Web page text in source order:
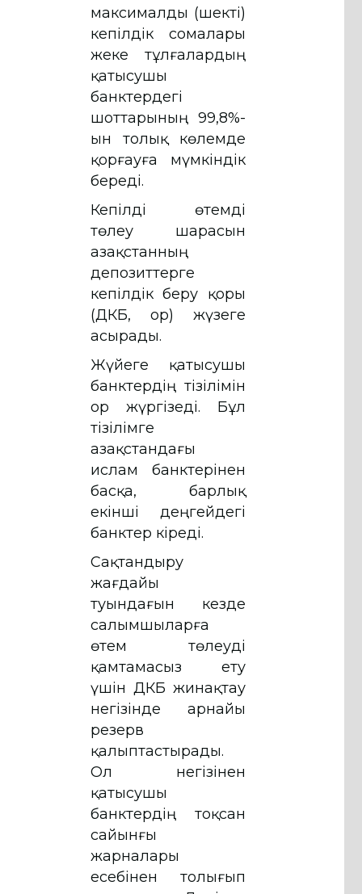
максималды (шекті)
кепілдік сомалары
жеке тұлғалардың
қатысушы
банктердегі
шоттарының 99,8%-
ын толық көлемде
қорғауға мүмкіндік
береді.
Кепілді өтемді
төлеу шарасын
Қазақстанның
депозиттерге
кепілдік беру қоры
(ҚДКБҚ, Қор) жүзеге
асырады.
Жүйеге қатысушы
банктердің тізілімін
Қор жүргізеді. Бұл
тізілімге
Қазақстандағы
ислам банктерінен
басқа, барлық
екінші деңгейдегі
банктер кіреді.
Сақтандыру
жағдайы
туындағын кезде
салымшыларға
өтем төлеуді
қамтамасыз ету
үшін ҚДКБҚ жинақтау
негізінде арнайы
резерв
қалыптастырады.
Ол негізінен
қатысушы
банктердің тоқсан
сайынғы
жарналары
есебінен толығып